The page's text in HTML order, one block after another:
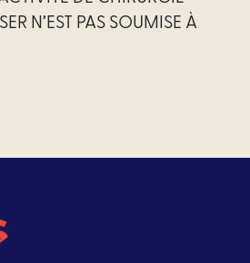
N’EST PAS SOUMISE À